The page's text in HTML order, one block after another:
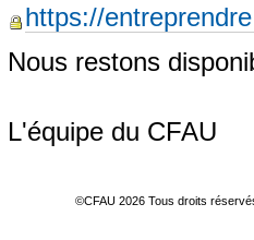
https://
Nous restons
L'équipe du CFAU
©CFAU 2026 Tous droits